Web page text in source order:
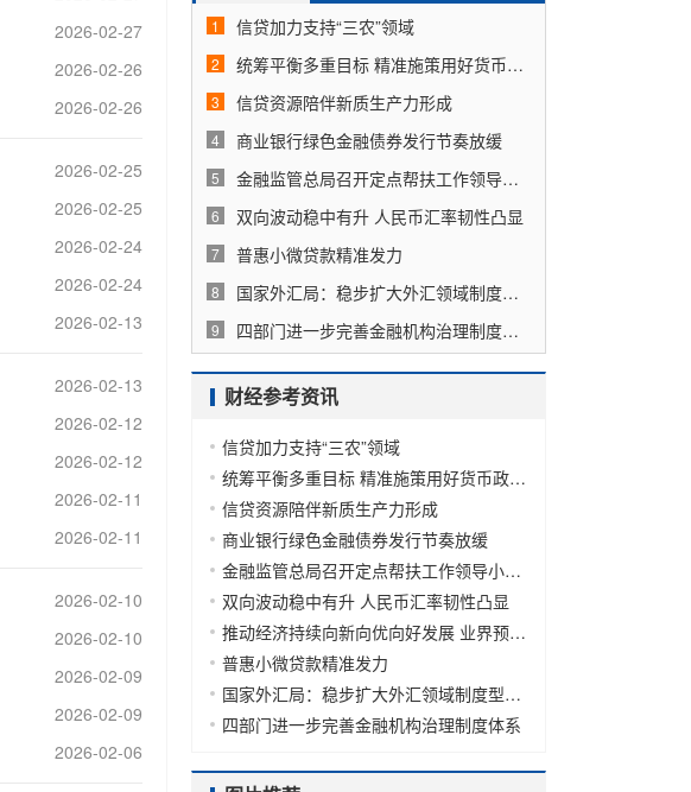
2026-02-27
2026-02-26
2026-02-26
2026-02-25
2026-02-25
2026-02-24
2026-02-24
2026-02-13
2026-02-13
2026-02-12
2026-02-12
2026-02-11
2026-02-11
2026-02-10
2026-02-10
2026-02-09
2026-02-09
2026-02-06
1 信贷加力支持“三农”领域
2 统筹平衡多重目标 精准施策用好货币政策工具
3 信贷资源陪伴新质生产力形成
4 商业银行绿色金融债券发行节奏放缓
5 金融监管总局召开定点帮扶工作领导小组会议
6 双向波动稳中有升 人民币汇率韧性凸显
7 普惠小微贷款精准发力
8 国家外汇局：稳步扩大外汇领域制度型开放
9 四部门进一步完善金融机构治理制度体系
财经参考资讯
信贷加力支持“三农”领域
统筹平衡多重目标 精准施策用好货币政策工具
信贷资源陪伴新质生产力形成
商业银行绿色金融债券发行节奏放缓
金融监管总局召开定点帮扶工作领导小组会议
双向波动稳中有升 人民币汇率韧性凸显
推动经济持续向新向优向好发展 业界预计降准降息可能适时启用
普惠小微贷款精准发力
国家外汇局：稳步扩大外汇领域制度型开放
四部门进一步完善金融机构治理制度体系